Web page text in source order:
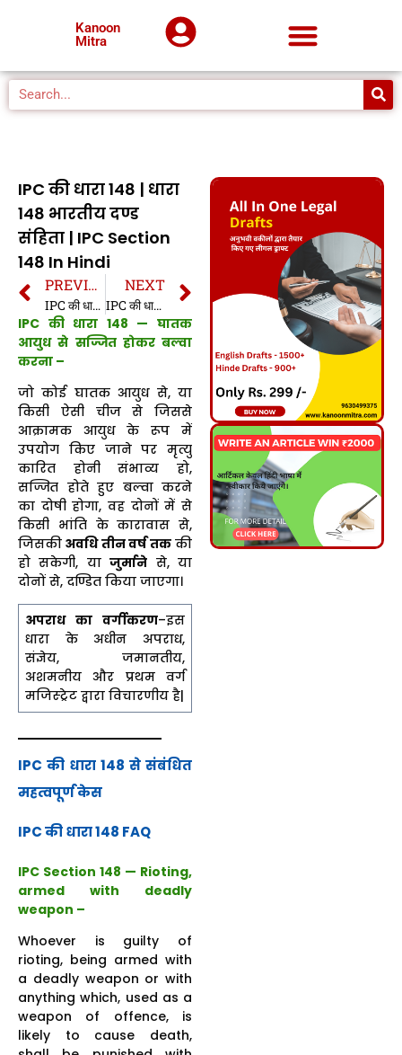
Kanoon
Mitra
IPC की धारा 148 | धारा
148 भारतीय दण्ड
संहिता | IPC Section
148 In Hindi
PREVIOUS
IPC की धारा 147 | धारा 147 भारतीय दण्ड संहिता | IPC Section 147 In Hindi
NEXT
IPC की धारा 149 | धारा 149 भारतीय दण्ड संहिता | IPC Section 149 In Hindi
IPC की धारा 148 — घातक
आयुध से सज्जित होकर बल्वा
करना –
जो कोई घातक आयुध से, या
किसी ऐसी चीज से जिससे
आक्रामक आयुध के रूप में
उपयोग किए जाने पर मृत्यु
कारित होनी संभाव्य हो,
सज्जित होते हुए बल्वा करने
का दोषी होगा, वह दोनों में से
किसी भांति के कारावास से,
जिसकी अवधि तीन वर्ष तककी
हो सकेगी, याजुर्माने से, या
दोनों से, दण्डित किया जाएगा।
अपराध का वर्गीकरण–इस
धारा के अधीन अपराध,
संज्ञेय, जमानतीय,
अशमनीय और प्रथम वर्ग
मजिस्ट्रेट द्वारा विचारणीय है|
IPC की धारा 148 से संबंधित
महत्वपूर्ण केस
IPC की धारा 148 FAQ
IPC Section 148 — Rioting,
armed with deadly
weapon –
Whoever is guilty of
rioting, being armed with
a deadly weapon or with
anything which, used as a
weapon of offence, is
likely to cause death,